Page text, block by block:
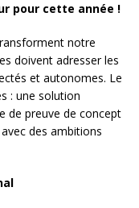
pour cette année !
notre
doivent adresser les
et autonomes. Le
: une solution
de preuve de concept
des ambitions